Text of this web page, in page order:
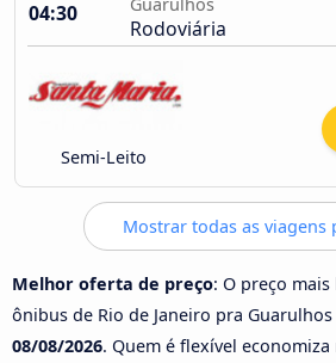
04:30
Rodoviária
Semi-Leito
Mostrar todas as viagens
Melhor oferta de preço: O preço
ônibus de Rio de Janeiro pra Guarulhos
08/08/2026. Quem é flexível